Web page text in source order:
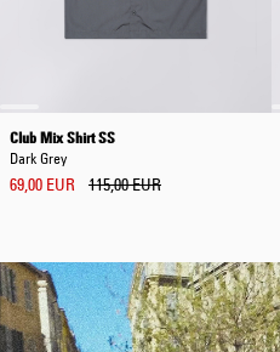
Club Mix Shirt SS
Dark Grey
69,00 EUR 115,00 EUR